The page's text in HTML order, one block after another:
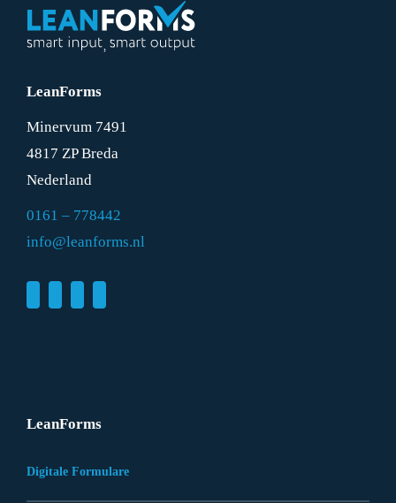
LeanForms
Minervum 7491
4817 ZP Breda
Nederland
0161 – 778442
info@leanforms.nl
LeanForms
Digitale Formulare